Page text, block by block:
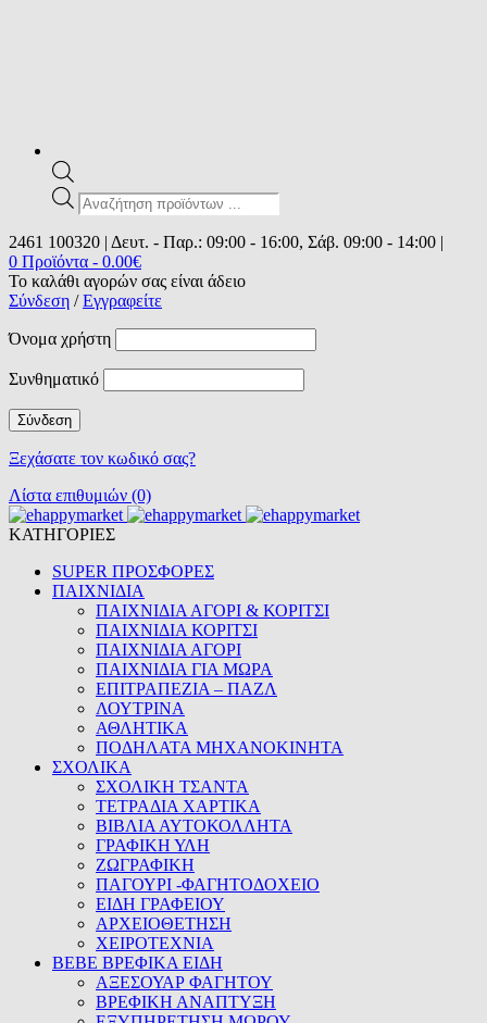
Products
search
2461 100320 | Δευτ. - Παρ.: 09:00 - 16:00, Σάβ. 09:00 - 14:00 |
0 Προϊόντα - 0.00€
Το καλάθι αγορών σας είναι άδειο
Σύνδεση /Εγγραφείτε
Όνομα χρήστη
Συνθηματικό
Ξεχάσατε τον κωδικό σας?
Λίστα επιθυμιών (0)
ΚΑΤΗΓΟΡΙΕΣ
SUPER ΠΡΟΣΦΟΡΕΣ
ΠΑΙΧΝΙΔΙΑ
ΠΑΙΧΝΙΔΙΑ ΑΓΟΡΙ & ΚΟΡΙΤΣΙ
ΠΑΙΧΝΙΔΙΑ ΚΟΡΙΤΣΙ
ΠΑΙΧΝΙΔΙΑ ΑΓΟΡΙ
ΠΑΙΧΝΙΔΙΑ ΓΙΑ ΜΩΡΑ
ΕΠΙΤΡΑΠΕΖΙΑ – ΠΑΖΛ
ΛΟΥΤΡΙΝΑ
ΑΘΛΗΤΙΚΑ
ΠΟΔΗΛΑΤΑ ΜΗΧΑΝΟΚΙΝΗΤΑ
ΣΧΟΛΙΚΑ
ΣΧΟΛΙΚΗ ΤΣΑΝΤΑ
ΤΕΤΡΑΔΙΑ ΧΑΡΤΙΚΑ
ΒΙΒΛΙΑ ΑΥΤΟΚΟΛΛΗΤΑ
ΓΡΑΦΙΚΗ ΥΛΗ
ΖΩΓΡΑΦΙΚΗ
ΠΑΓΟΥΡΙ -ΦΑΓΗΤΟΔΟΧΕΙΟ
ΕΙΔΗ ΓΡΑΦΕΙΟΥ
ΑΡΧΕΙΟΘΕΤΗΣΗ
ΧΕΙΡΟΤΕΧΝΙΑ
BEBE ΒΡΕΦΙΚΑ ΕΙΔΗ
ΑΞΕΣΟΥΑΡ ΦΑΓΗΤΟΥ
ΒΡΕΦΙΚΗ ΑΝΑΠΤΥΞΗ